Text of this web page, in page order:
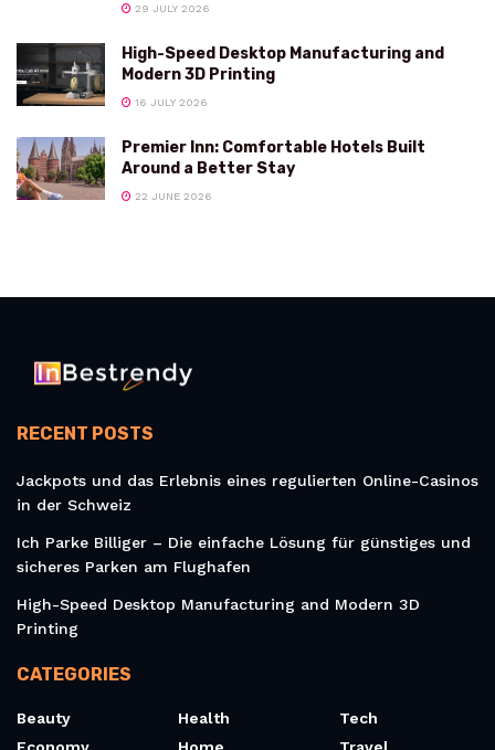
29 JULY 2026
High-Speed Desktop Manufacturing and
Modern 3D Printing
16 JULY 2026
Premier Inn: Comfortable Hotels Built
Around a Better Stay
22 JUNE 2026
RECENT POSTS
Jackpots und das Erlebnis eines regulierten Online-Casinos
in der Schweiz
Ich Parke Billiger – Die einfache Lösung für günstiges und
sicheres Parken am Flughafen
High-Speed Desktop Manufacturing and Modern 3D
Printing
CATEGORIES
Beauty
Health
Tech